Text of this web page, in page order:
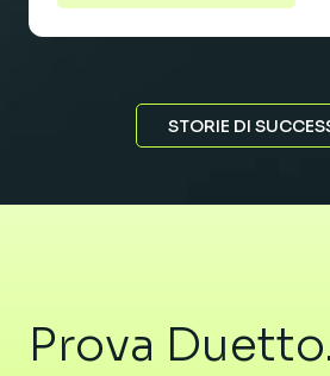
STORIE DI
Prova